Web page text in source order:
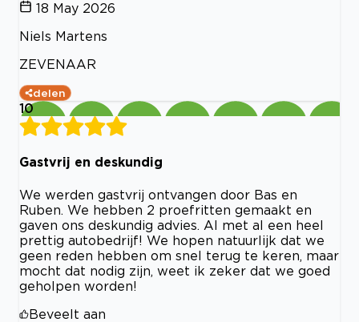
18 May 2026
Niels Martens
ZEVENAAR
delen
10
Gastvrij en deskundig
We werden gastvrij ontvangen door Bas en
Ruben. We hebben 2 proefritten gemaakt en
gaven ons deskundig advies. Al met al een heel
prettig autobedrijf! We hopen natuurlijk dat we
geen reden hebben om snel terug te keren, maar
mocht dat nodig zijn, weet ik zeker dat we goed
geholpen worden!
Beveelt aan